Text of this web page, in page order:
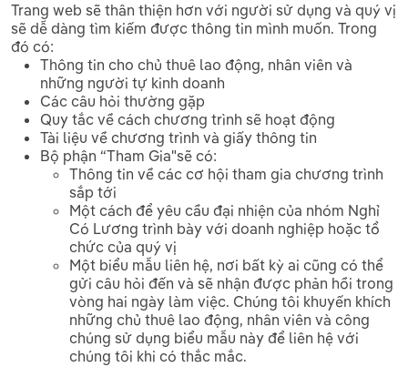
Trang web sẽ thân thiện hơn với người sử dụng và quý vị
sẽ dễ dàng tìm kiếm được thông tin mình muốn. Trong
đó có:
Thông tin cho chủ thuê lao động, nhân viên và
những người tự kinh doanh
Các câu hỏi thường gặp
Quy tắc về cách chương trình sẽ hoạt động
Tài liệu về chương trình và giấy thông tin
Bộ phận “Tham Gia"sẽ có:
Thông tin về các cơ hội tham gia chương trình
sắp tới
Một cách để yêu cầu đại nhiện của nhóm Nghỉ
Có Lương trình bày với doanh nghiệp hoặc tổ
chức của quý vị
Một biểu mẫu liên hệ, nơi bất kỳ ai cũng có thể
gửi câu hỏi đến và sẽ nhận được phản hồi trong
vòng hai ngày làm việc. Chúng tôi khuyến khích
những chủ thuê lao động, nhân viên và công
chúng sử dụng biểu mẫu này để liên hệ với
chúng tôi khi có thắc mắc.